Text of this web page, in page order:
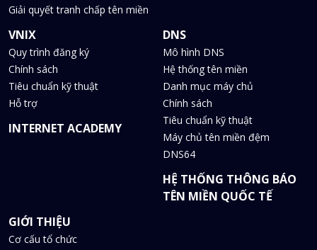
Giải quyết tranh chấp tên miền
VNIX
Quy trình đăng ký
Chính sách
Tiêu chuẩn kỹ thuật
Hỗ trợ
INTERNET ACADEMY
DNS
Mô hình DNS
Hệ thống tên miền
Danh mục máy chủ
Chính sách
Tiêu chuẩn kỹ thuật
Máy chủ tên miền đệm
DNS64
HỆ THỐNG THÔNG BÁO
TÊN MIỀN QUỐC TẾ
GIỚI THIỆU
Cơ cấu tổ chức